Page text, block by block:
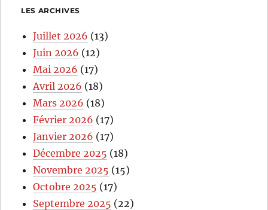
LES ARCHIVES
Juillet 2026 (13)
Juin 2026 (12)
Mai 2026 (17)
Avril 2026 (18)
Mars 2026 (18)
Février 2026 (17)
Janvier 2026 (17)
Décembre 2025 (18)
Novembre 2025 (15)
Octobre 2025 (17)
Septembre 2025 (22)